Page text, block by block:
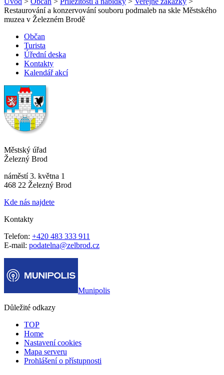
Restaurování a konzervování souboru podmaleb na skle Městského
muzea v Železném Brodě
Občan
Turista
Úřední deska
Kontakty
Kalendář akcí
Městský úřad
Železný Brod
náměstí 3. května 1
468 22 Železný Brod
Kde nás najdete
Kontakty
Telefon: +420 483 333 911
E-mail: podatelna@zelbrod.cz
Munipolis
Důležité odkazy
TOP
Home
Nastavení cookies
Mapa serveru
Prohlášení o přístupnosti